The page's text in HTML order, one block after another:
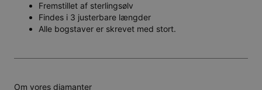
Fremstillet af sterlingsølv
Findes i 3 justerbare længder
Alle bogstaver er skrevet med stort.
Om vores diamanter